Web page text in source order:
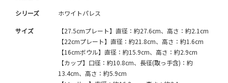
シリーズ ホワイトパレス
サイズ
【27.5cmプレート】直径：約27.6cm、高さ：約2.1cm
【22cmプレート】直径：約21.8cm、高さ：約1.6cm
【16cmボウル】直径：約15.9cm、高さ：約2.9cm
【カップ】口径：約10.8cm、長径(取っ手含)：約
13.4cm、高さ：約5.9cm